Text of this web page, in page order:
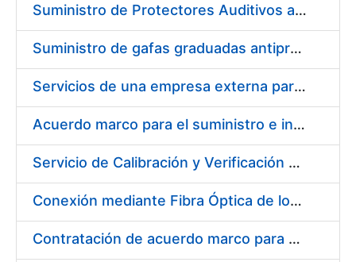
Suministro de Protectores Auditivos a medida para las personas trabajadoras de los Centros de Trabajo de Madrid y Burgos
Suministro de gafas graduadas antiproyecciones para los trabajadores de la FNMT-RCM en los centros de trabajo de Madrid y Burgos
Servicios de una empresa externa para el asesoramiento y resolución de los recursos de alzada que se presentan relacionados con procesos de selección para la FNMT-RCM
Acuerdo marco para el suministro e instalación de persianas, estores y otros complementos
Servicio de Calibración y Verificación Externa de los Equipos de Medición del Servicio de Prevención de la FNMT-RCM
Conexión mediante Fibra Óptica de los Centros de Proceso de Datos (CPDs) de las sedes de la FNMT-RCM de Burgos y Madrid
Contratación de acuerdo marco para el Suministro de Material de Electricidad para la Fábrica Nacional de Moneda y Timbre-Real Casa de la Moneda en su centro de trabajo de Burgos